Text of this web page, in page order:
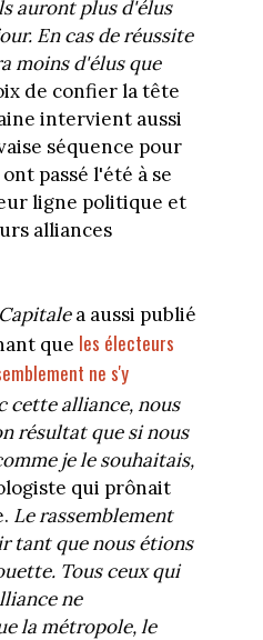
auront plus d'élus
En cas de réussite
moins d'élus que
de confier la tête
intervient aussi
séquence pour
passé l'été à se
ligne politique et
alliances
a aussi publié
que les électeurs
ne s'y
cette alliance, nous
résultat que si nous
je le souhaitais,
qui prônait
Le rassemblement
tant que nous étions
Tous ceux qui
ne
la métropole, le